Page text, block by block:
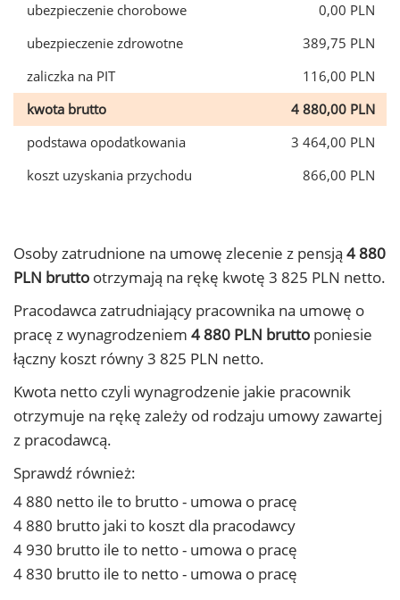
ubezpieczenie chorobowe
0,00 PLN
ubezpieczenie zdrowotne
389,75 PLN
zaliczka na PIT
116,00 PLN
kwota brutto
4 880,00 PLN
podstawa opodatkowania
3 464,00 PLN
koszt uzyskania przychodu
866,00 PLN
Osoby zatrudnione na umowę zlecenie z pensją 4 880
PLN brutto otrzymają na rękę kwotę 3 825 PLN netto.
Pracodawca zatrudniający pracownika na umowę o
pracę z wynagrodzeniem 4 880 PLN brutto poniesie
łączny koszt równy 3 825 PLN netto.
Kwota netto czyli wynagrodzenie jakie pracownik
otrzymuje na rękę zależy od rodzaju umowy zawartej
z pracodawcą.
Sprawdź również:
4 880 netto ile to brutto - umowa o pracę
4 880 brutto jaki to koszt dla pracodawcy
4 930 brutto ile to netto - umowa o pracę
4 830 brutto ile to netto - umowa o pracę